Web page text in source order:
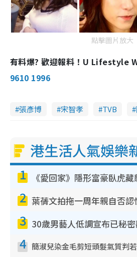
點擊圖片放大
有料爆? 歡迎報料！U Lifestyle
9610 1996
張彥博 宋智孝 TVB
港生活人氣娛樂
1
2
3
4